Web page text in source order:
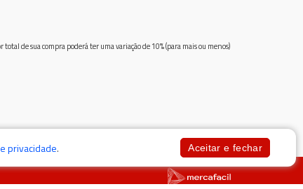
de sua compra poderá ter uma variação de 10% (para mais ou menos)
privacidade. Aceitar e fechar